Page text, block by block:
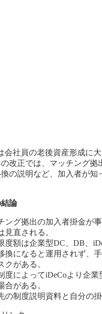
会社員の老後資産形成に
の改正では、マッチング拠
の説明など、加入者が知
論
ング拠出の加入者掛金が
見直される。
度額は企業型DC、DB、
換になると運用されず、
クがある。
度によってiDeCoより企
合がある。
の制度説明資料と自分の